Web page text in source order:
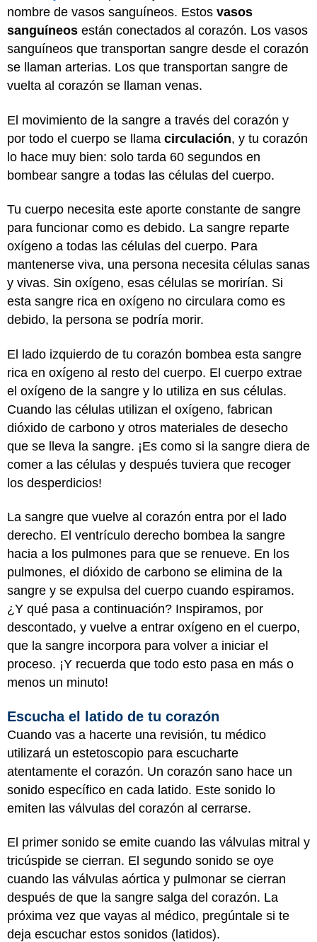
nombre de vasos sanguíneos. Estos vasos
sanguíneos están conectados al corazón. Los vasos
sanguíneos que transportan sangre desde el corazón
se llaman arterias. Los que transportan sangre de
vuelta al corazón se llaman venas.
El movimiento de la sangre a través del corazón y
por todo el cuerpo se llama circulación, y tu corazón
lo hace muy bien: solo tarda 60 segundos en
bombear sangre a todas las células del cuerpo.
Tu cuerpo necesita este aporte constante de sangre
para funcionar como es debido. La sangre reparte
oxígeno a todas las células del cuerpo. Para
mantenerse viva, una persona necesita células sanas
y vivas. Sin oxígeno, esas células se morirían. Si
esta sangre rica en oxígeno no circulara como es
debido, la persona se podría morir.
El lado izquierdo de tu corazón bombea esta sangre
rica en oxígeno al resto del cuerpo. El cuerpo extrae
el oxígeno de la sangre y lo utiliza en sus células.
Cuando las células utilizan el oxígeno, fabrican
dióxido de carbono y otros materiales de desecho
que se lleva la sangre. ¡Es como si la sangre diera de
comer a las células y después tuviera que recoger
los desperdicios!
La sangre que vuelve al corazón entra por el lado
derecho. El ventrículo derecho bombea la sangre
hacia a los pulmones para que se renueve. En los
pulmones, el dióxido de carbono se elimina de la
sangre y se expulsa del cuerpo cuando espiramos.
¿Y qué pasa a continuación? Inspiramos, por
descontado, y vuelve a entrar oxígeno en el cuerpo,
que la sangre incorpora para volver a iniciar el
proceso. ¡Y recuerda que todo esto pasa en más o
menos un minuto!
Escucha el latido de tu corazón
Cuando vas a hacerte una revisión, tu médico
utilizará un estetoscopio para escucharte
atentamente el corazón. Un corazón sano hace un
sonido específico en cada latido. Este sonido lo
emiten las válvulas del corazón al cerrarse.
El primer sonido se emite cuando las válvulas mitral y
tricúspide se cierran. El segundo sonido se oye
cuando las válvulas aórtica y pulmonar se cierran
después de que la sangre salga del corazón. La
próxima vez que vayas al médico, pregúntale si te
deja escuchar estos sonidos (latidos).